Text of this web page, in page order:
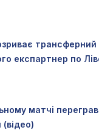
експартнер по
матчі
(відео)